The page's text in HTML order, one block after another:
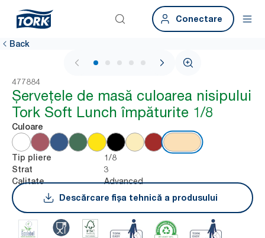
Conectare
Back
1 / 5
477884
Șervețele de masă culoarea nisipului
Tork Soft Lunch împăturite 1/8
Culoare
Tip pliere 1/8
Strat 3
Calitate
Advanced
Descărcare fișa tehnică a produsului